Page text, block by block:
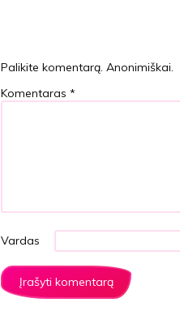
Palikite komentarą. Anonimiškai.
Komentaras *
Vardas